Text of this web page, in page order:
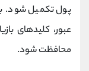
پول تکمیل شود.
عبور، کلیدهای
محافظت شود.